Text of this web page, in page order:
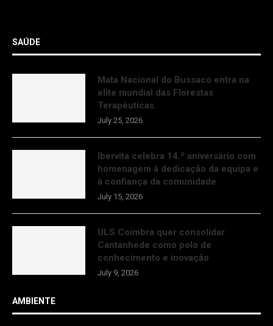
SAÚDE
Mata Nacional do Bussaco entra na
elite mundial das Florestas
Terapêuticas
July 25, 2026
Ibervita celebra 14.º aniversário com
homenagem à dedicação da equipa e
à confiança da comunidade
July 15, 2026
ULS Coimbra quer consolidar
Cantanhede como polo de
conhecimento e inovação
July 9, 2026
AMBIENTE